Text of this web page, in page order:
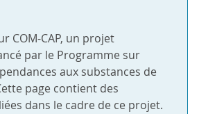
COM-CAP, un projet
par le Programme sur
aux substances de
page contient des
dans le cadre de ce projet.